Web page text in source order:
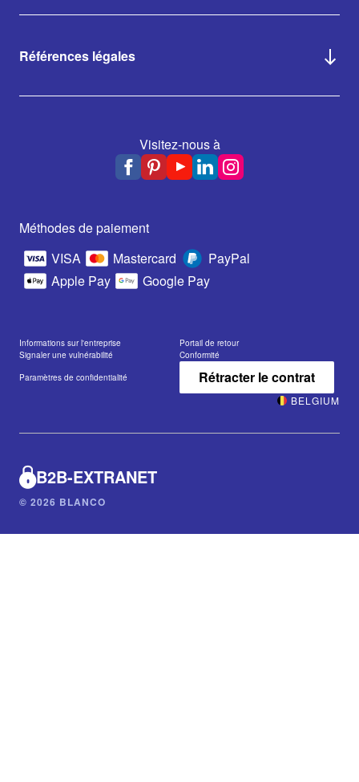
Références légales
Visitez-nous à
Méthodes de paiement
VISA
Mastercard
PayPal
Apple Pay
Google Pay
Informations sur l'entreprise
Portail de retour
Signaler une vulnérabilité
Conformité
Paramètres de confidentialité
Rétracter le contrat
BELGIUM
B2B-EXTRANET
© 2026 BLANCO